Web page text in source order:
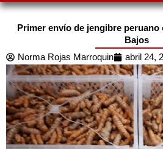
Primer envío de jengibre
Bajos
Norma Rojas Marroquin
abril 24,